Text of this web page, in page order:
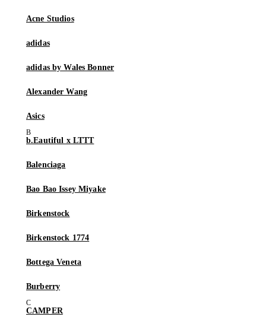
Acne Studios
adidas
adidas by Wales Bonner
Alexander Wang
Asics
b.Eautiful x LTTT
Balenciaga
Bao Bao Issey Miyake
Birkenstock
Birkenstock 1774
Bottega Veneta
Burberry
CAMPER